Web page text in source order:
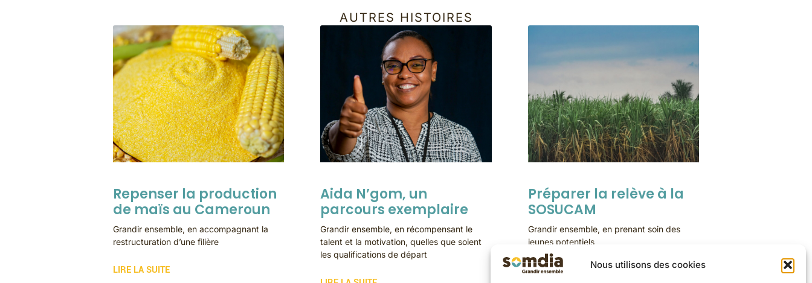
Nous utilisons des cookies
AUTRES HISTOIRES
Repenser la production
de maïs au Cameroun
Grandir ensemble, en accompagnant la
restructuration d’une filière
LIRE LA SUITE
Aida N’gom, un
parcours exemplaire
Grandir ensemble, en récompensant le
talent et la motivation, quelles que soient
les qualifications de départ
Préparer la relève à la
SOSUCAM
Grandir ensemble, en prenant soin des
jeunes potentiels
LIRE LA SUITE